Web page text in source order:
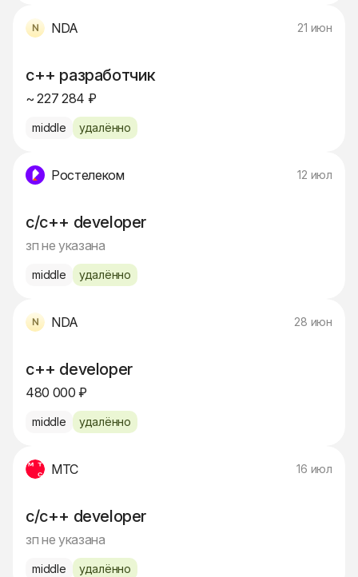
NDA 21 июн
c++ разработчик
~ 227 284 ₽
middle удалённо
Ростелеком 12 июл
c/c++ developer
зп не указана
middle удалённо
NDA 28 июн
c++ developer
480 000 ₽
middle удалённо
МТС 16 июл
c/c++ developer
зп не указана
middle удалённо